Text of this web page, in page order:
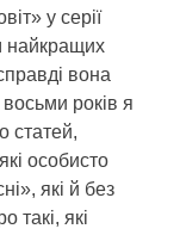
у серії
найкращих
вона
років я
статей,
особисто
які й без
такі, які